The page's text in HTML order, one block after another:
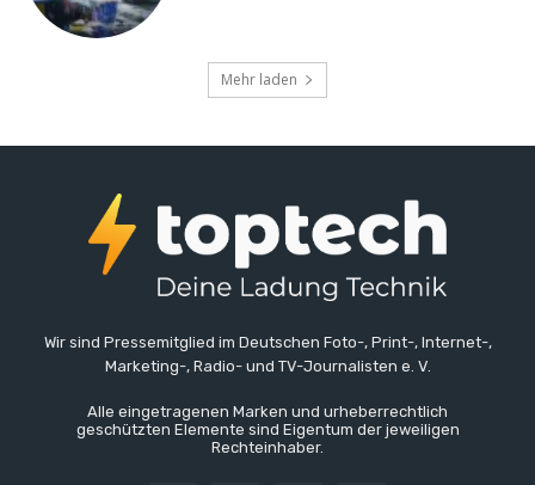
Mehr laden
Wir sind Pressemitglied im Deutschen Foto-, Print-, Internet-,
Marketing-, Radio- und TV-Journalisten e. V.
Alle eingetragenen Marken und urheberrechtlich
geschützten Elemente sind Eigentum der jeweiligen
Rechteinhaber.